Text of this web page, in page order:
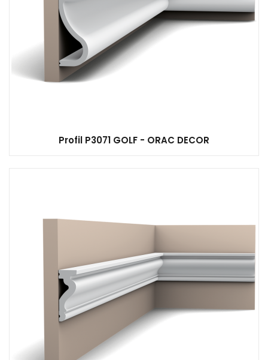
Profil P3071 GOLF - ORAC DECOR